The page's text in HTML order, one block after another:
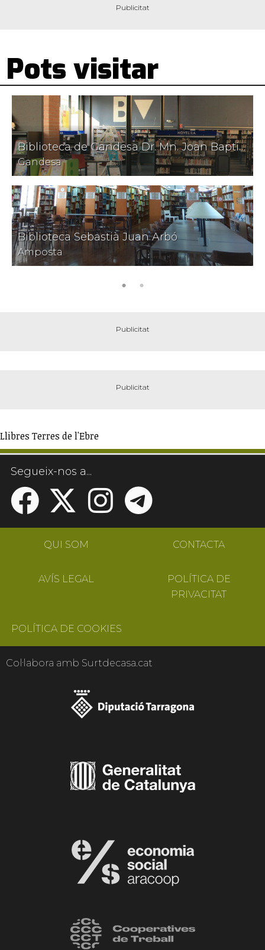
Pots visitar
Biblioteca de Gandesa Dr. Mn. Joan Baptista Manyà
Gandesa
Biblioteca Sebastià Juan Arbó
Amposta
Llibres Terres de l'Ebre
Segueix-nos a...
QUI SOM CONTACTA
AVÍS LEGAL
POLÍTICA DE
PRIVACITAT
POLÍTICA DE COOKIES
Col·labora amb Surtdecasa.cat